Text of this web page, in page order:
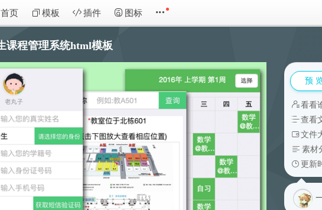
首页 模板 插件 图标
课程管理系统html模板
预
看看
查看
文件
素材
更新